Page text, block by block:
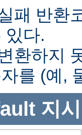
패 반환
있다.
환하지
를 (예,
지